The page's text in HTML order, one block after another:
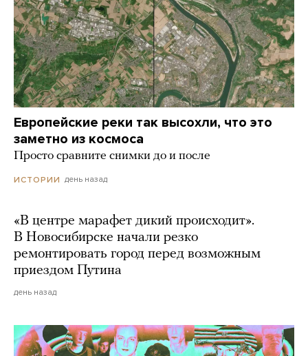
Европейские реки так высохли, что это
заметно из космоса
Просто сравните снимки до и после
ИСТОРИИ день назад
«В центре марафет дикий происходит».
В Новосибирске начали резко
ремонтировать город перед возможным
приездом Путина
день назад